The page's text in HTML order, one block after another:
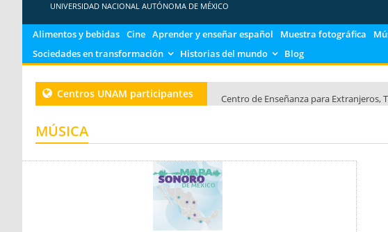
UNIVERSIDAD NACIONAL AUTÓNOMA DE MÉXICO
Alimentos y bebidas Cine Aprender y enseñar español Muestra fotográfica
Sociedades en transformación
Historias del mundo Blog
Centros UNAM participantes
Centro de Enseñanza para Extranjeros,
Centro de Enseñanza para Extranjeros
MÚSICA